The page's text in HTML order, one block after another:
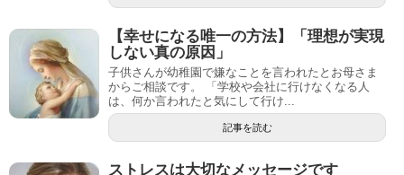
【幸せになる唯一の方法】「理想が実現
しない真の原因」
子供さんが幼稚園で嫌なことを言われたとお母さま
からご相談です。 「学校や会社に行けなくなる人
は、何か言われたと気にして行け...
記事を読む
ストレスは大切なメッセージです